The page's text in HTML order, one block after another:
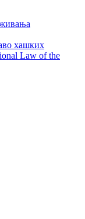
хашких
Law of the